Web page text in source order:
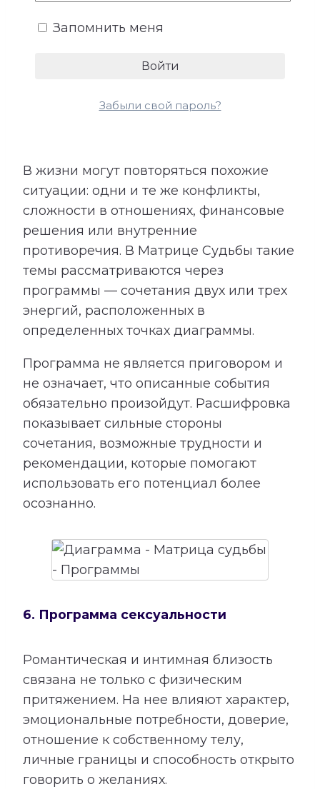
В жизни могут повторяться похожие
ситуации: одни и те же конфликты,
сложности в отношениях, финансовые
решения или внутренние
противоречия. В Матрице Судьбы такие
темы рассматриваются через
программы — сочетания двух или трех
энергий, расположенных в
определенных точках диаграммы.
Программа не является приговором и
не означает, что описанные события
обязательно произойдут. Расшифровка
показывает сильные стороны
сочетания, возможные трудности и
рекомендации, которые помогают
использовать его потенциал более
осознанно.
6. Программа сексуальности
Романтическая и интимная близость
связана не только с физическим
притяжением. На нее влияют характер,
эмоциональные потребности, доверие,
отношение к собственному телу,
личные границы и способность открыто
говорить о желаниях.
Запомнить меня
Забыли свой пароль?